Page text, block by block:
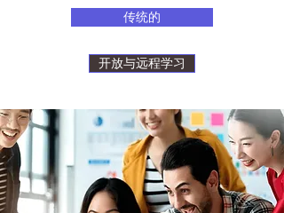
传统的
开放与远程学习